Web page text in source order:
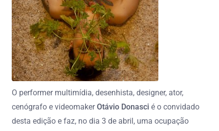
O performer multimídia, desenhista, designer, ator,
cenógrafo e videomakerOtávio Donasci é o convidado
desta edição e faz, no dia 3 de abril, uma ocupação